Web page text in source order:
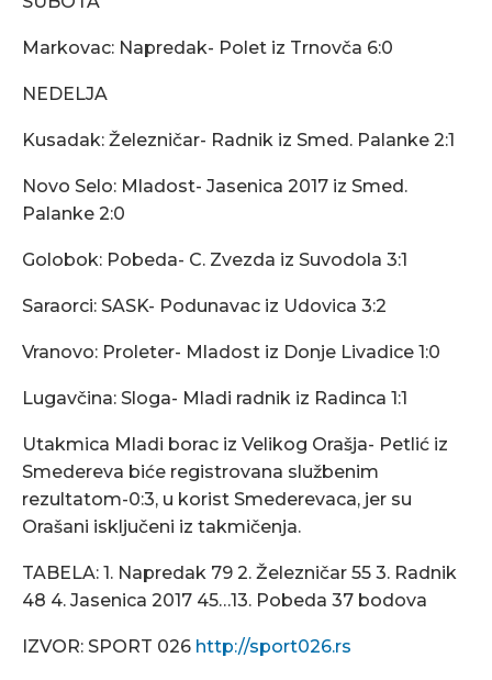
Markovac: Napredak- Polet iz Trnovča 6:0
NEDELJA
Kusadak: Železničar- Radnik iz Smed. Palanke 2:1
Novo Selo: Mladost- Jasenica 2017 iz Smed.
Palanke 2:0
Golobok: Pobeda- C. Zvezda iz Suvodola 3:1
Saraorci: SASK- Podunavac iz Udovica 3:2
Vranovo: Proleter- Mladost iz Donje Livadice 1:0
Lugavčina: Sloga- Mladi radnik iz Radinca 1:1
Utakmica Mladi borac iz Velikog Orašja- Petlić iz
Smedereva biće registrovana službenim
rezultatom-0:3, u korist Smederevaca, jer su
Orašani isključeni iz takmičenja.
TABELA: 1. Napredak 79 2. Železničar 55 3. Radnik
48 4. Jasenica 2017 45…13. Pobeda 37 bodova
IZVOR: SPORT 026 http://sport026.rs